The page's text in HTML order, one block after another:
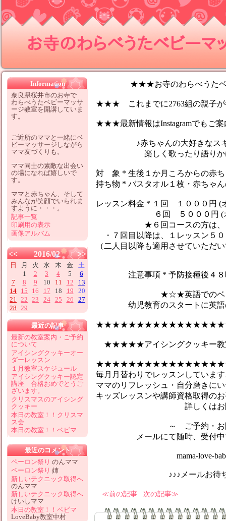
お寺のわらべうたベビーマッ
★★★お寺のわらべうたベ
★★★ これまでに2763組の親子が
★★★最新情報はInstagramでもご案
♪赤ちゃんの大好きなスキン
楽しく歌ったり語りかけな
対 象 * 生後１か月ころからの赤ち
持ち物 * バスタオル１枚・赤ちゃ
レッスン料金 * １回 １０００円 (
６回 ５０００円 (オイ
★６回コースの方は、１レ
・７回目以降は、１レッスン５
（二人目以降も適用させていただ
注意事項 * 予防接種後４８時
★☆★英語でのベビーマ
幼児教育のスタートに英語の
★★★★★アイシングクッキー
毎月月替わりでレッスンしていま
ママのリフレッシュ・自分磨きに
キッズレッスンや講師資格取得の
詳しくはお問合せ
～ ご予約・お問い
メールにて随時、受付中で
mama-love-
♪♪♪メールお待ちして
前の記事 次の記事
Information
奈良県桜井市のお寺で
わらべうたベビーマッサ
ージ教室を開講していま
す。
ご近所のママと一緒にベ
ビーマッサージしながら
ママ友づくりも。
ママ同士の素敵な出会い
の場になれば嬉しいで
す。
ママと赤ちゃん、そして
みんなが笑顔でいられま
すように・・・。
記事一覧
印刷用の表示
画像アルバム
<< 2016/02 >>
日 月 火 水 木 金
土
1
2 3 4 5
6
7
8 9 10 11 12
13
14 15 16 17 18 19
20
21
22 23 24 25 26
27
28
29
最近の記事
最新の教室案内・ご予約
について
アイシングクッキーオー
ダーレッスン
１月教室スケジュール
アイシングクッキー認定
講座 合格おめでとうご
ざいます。
クリスマスのアイシング
クッキー
本日の教室！！クリスマ
ス会
本日の教室！！ベビマ
最近のコメント
ペーロン祭り のんママ
ペーロン祭り 姉
新しいテクニック取得へ
のんママ
新しいテクニック取得へ
けいしママ
本日の教室！！ベビマ
LoveBaby教室中村